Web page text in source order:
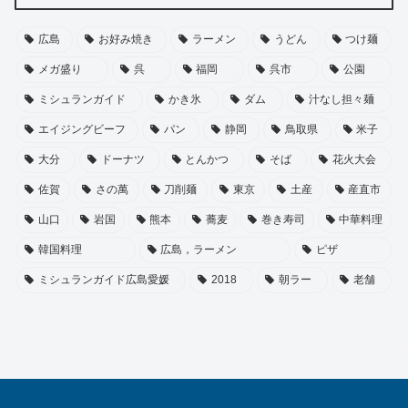
広島 お好み焼き ラーメン うどん つけ麺
メガ盛り 呉 福岡 呉市 公園
ミシュランガイド かき氷 ダム 汁なし担々麺
エイジングビーフ パン 静岡 鳥取県 米子
大分 ドーナツ とんかつ そば 花火大会
佐賀 さの萬 刀削麺 東京 土産 産直市
山口 岩国 熊本 蕎麦 巻き寿司 中華料理
韓国料理 広島，ラーメン ピザ
ミシュランガイド広島愛媛 2018 朝ラー 老舗